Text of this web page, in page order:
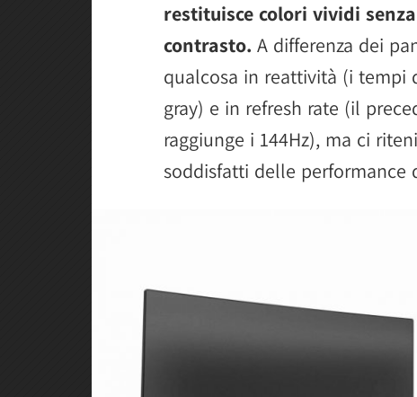
restituisce colori vividi
contrasto. A differenza dei
qualcosa in reattività (i tempi
gray) e in refresh rate (il
raggiunge i 144Hz), ma ci
soddisfatti delle performance